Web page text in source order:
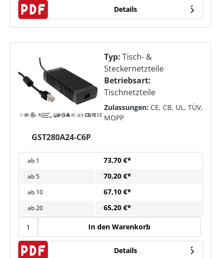
Details
GST280A24-C6P
Typ: Tisch- &
Steckernetzteile
Betriebsart:
Tischnetzteile
Zulassungen: CE, CB, UL, TÜV,
MOPP
ab 1 73,70 €*
ab5 70,20 €*
ab 10 67,10 €*
ab20 65,20 €*
In den Warenkorb
Details